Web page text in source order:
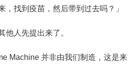
找到疫苗，然后带到过去吗？」
他人先提出来了。
并非由我们制造，这是来